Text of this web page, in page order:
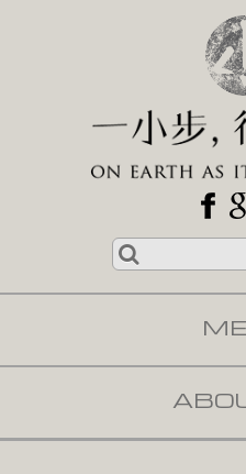
Search
for:
SKIP TO CONTENT